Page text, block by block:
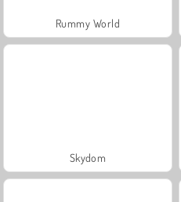
Rummy World
Skydom